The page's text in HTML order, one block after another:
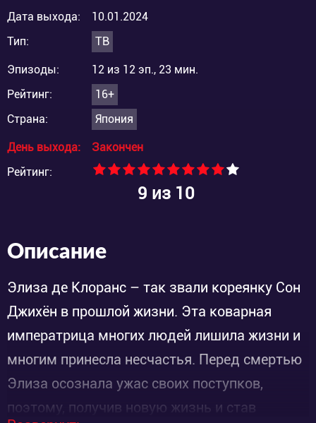
Дата выхода:
10.01.2024
Тип:
ТВ
Эпизоды:
12 из 12 эп., 23 мин.
Рейтинг:
16+
Страна:
Япония
День выхода:
Закончен
Рейтинг:
9 из 10
Описание
Элиза де Клоранс – так звали кореянку Сон
Джихён в прошлой жизни. Эта коварная
императрица многих людей лишила жизни и
многим принесла несчастья. Перед смертью
Элиза осознала ужас своих поступков,
поэтому, получив новую жизнь и став